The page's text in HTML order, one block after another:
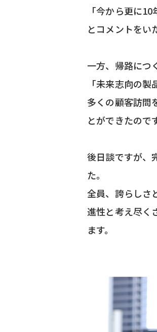
「今から更に
とコメントをい
一方、帰路につ
「未来志向の
多くの顧客訪問
とができたのです
後日談ですが、
た。
全員、誇らしさ
進性と考え尽く
ます。